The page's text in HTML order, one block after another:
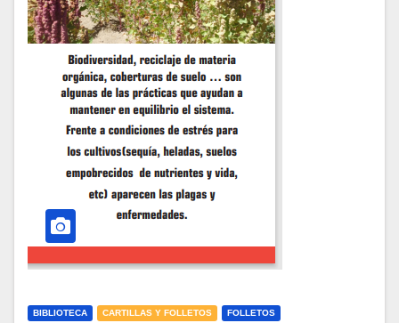
BIBLIOTECA CARTILLAS Y FOLLETOS FOLLETOS